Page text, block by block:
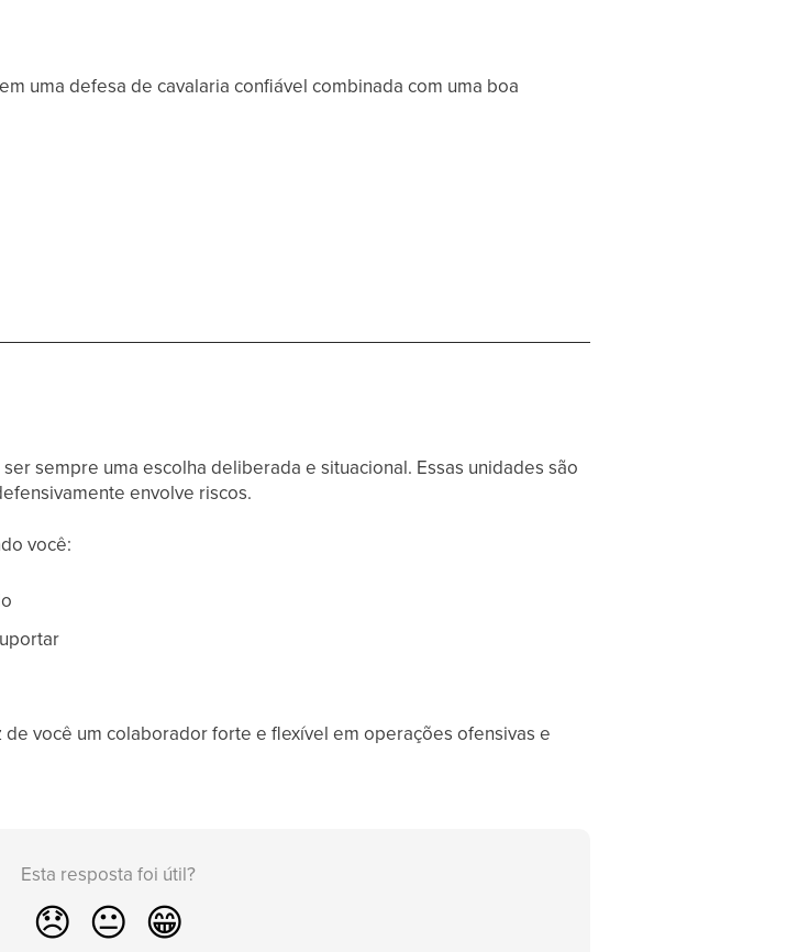
uma defesa de cavalaria confiável combinada com uma boa
sempre uma escolha deliberada e situacional. Essas unidades são
envolve riscos.
você:
você um colaborador forte e flexível em operações ofensivas e
Esta resposta foi útil?
😞 😐 😁